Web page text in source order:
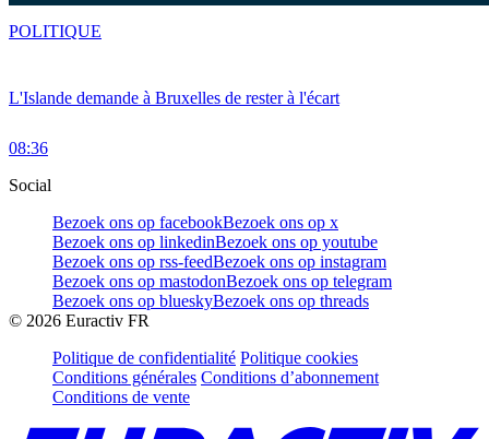
L'Islande demande à Bruxelles de rester à l'écart
08:36
POLITIQUE
Social
Bezoek ons op facebookBezoek ons op x
Bezoek ons op linkedinBezoek ons op youtube
Bezoek ons op rss-feedBezoek ons op instagram
Bezoek ons op mastodonBezoek ons op telegram
Bezoek ons op blueskyBezoek ons op threads
© 2026 Euractiv FR
Politique de confidentialité Politique cookies
Conditions générales Conditions d’abonnement
Conditions de vente